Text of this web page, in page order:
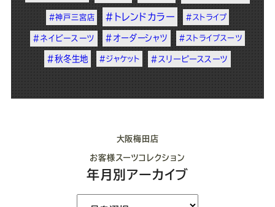
#神戸三宮店 #トレンドカラー #ストライプ
#ネイビースーツ #オーダーシャツ #ストライプスーツ
#秋冬生地 #ジャケット #スリーピーススーツ
大阪梅田店
お客様スーツコレクション
年月別アーカイブ